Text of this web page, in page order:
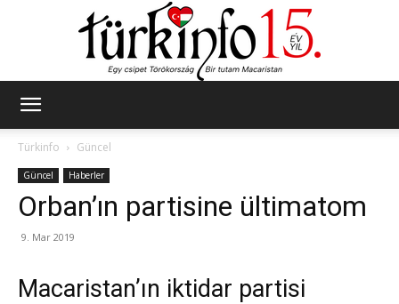
Türkinfo
Güncel
Güncel Haberler
Orban’ın partisine ültimatom
9. Mar 2019
Macaristan’ın iktidar partisi